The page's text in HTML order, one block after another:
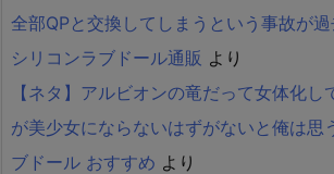
全部QPと交換してしまうという事故が
シリコンラブドール通販 より
【ネタ】アルビオンの竜だって女体化し
が美少女にならないはずがないと俺は思
ブドール おすすめ より